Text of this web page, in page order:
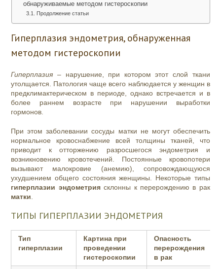
обнаруживаемые методом гистероскопии
Продолжение статьи
Гиперплазия эндометрия, обнаруженная
методом гистероскопии
Гиперплазия– нарушение, при котором этот слой ткани
утолщается. Патология чаще всего наблюдается у женщин в
предклимактерическом в периоде, однако встречается и в
более раннем возрасте при нарушении выработки
гормонов.
При этом заболевании сосуды матки не могут обеспечить
нормальное кровоснабжение всей толщины тканей, что
приводит к отторжению разросшегося эндометрия и
возникновению кровотечений. Постоянные кровопотери
вызывают малокровие (анемию), сопровождающуюся
ухудшением общего состояния женщины. Некоторые типы
гиперплазии эндометриясклонны к перерождению в рак
матки
ТИПЫ ГИПЕРПЛАЗИИ ЭНДОМЕТРИЯ
Тип
гиперплазии
Картина при
проведении
гистероскопии
Опасность
перерождения
в рак